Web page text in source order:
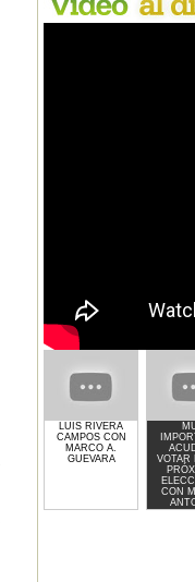
LUIS RIVERA
CAMPOS CON
MARCO A.
GUEVARA
VOTAR
CON